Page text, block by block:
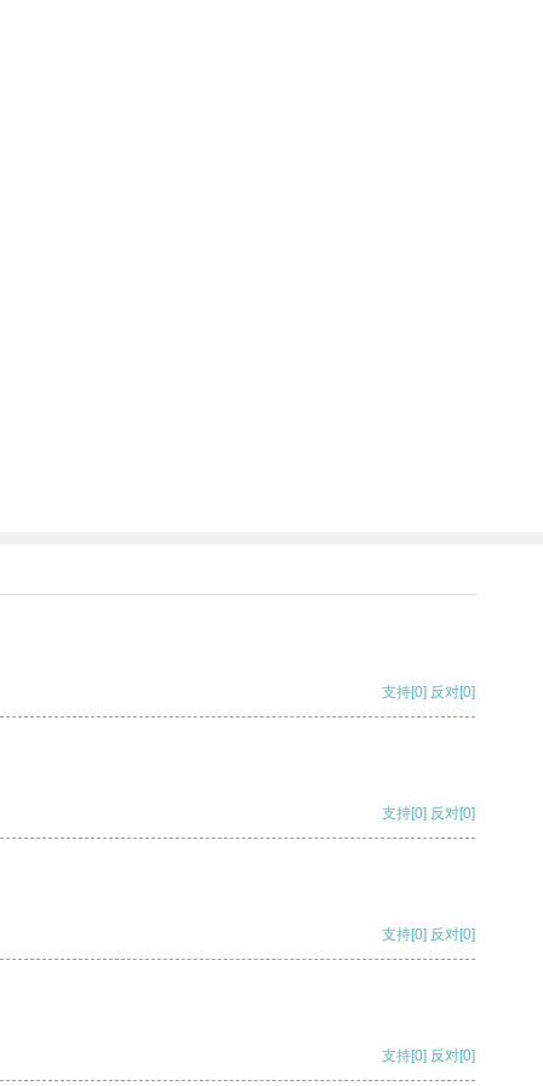
支持[0] 反对[0]
支持[0] 反对[0]
支持[0] 反对[0]
支持[0] 反对[0]